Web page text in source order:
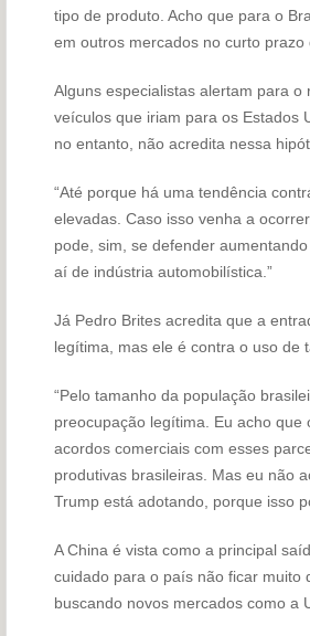
tipo de produto. Acho que para o
em outros mercados no curto
Alguns especialistas alertam para
veículos que iriam para os Estados
no entanto, não acredita nessa
“Até porque há uma tendência
elevadas. Caso isso venha a
pode, sim, se defender
aí de indústria automobilística.”
Já Pedro Brites acredita que a
legítima, mas ele é contra o uso de
“Pelo tamanho da população
preocupação legítima. Eu acho
acordos comerciais com esses
produtivas brasileiras. Mas eu não
Trump está adotando, porque isso
A China é vista como a principal
cuidado para o país não ficar muito
buscando novos mercados como a